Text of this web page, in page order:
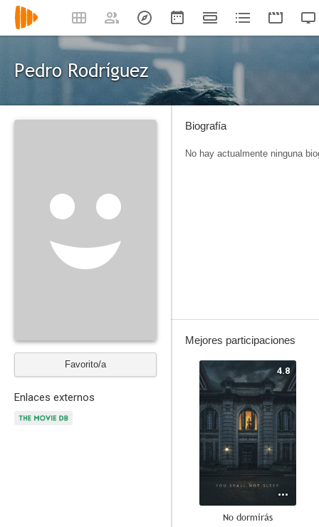
Pedro Rodríguez
Favorito/a
Enlaces externos
Biografía
No hay actualmente ninguna
Mejores participaciones
4.8
No dormirás